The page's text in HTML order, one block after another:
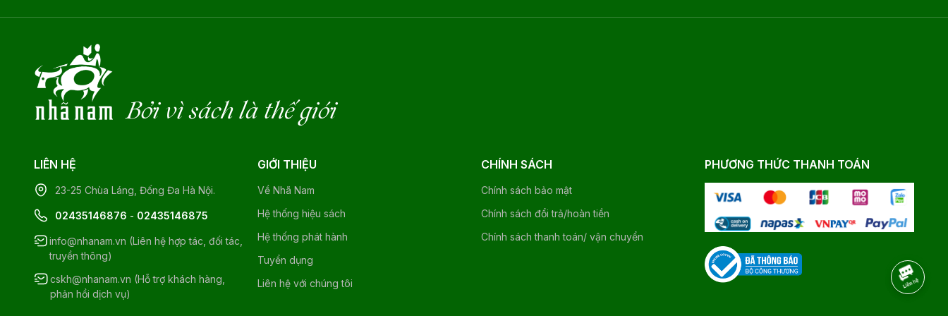
Bởi vì sách là thế giới
LIÊN HỆ
23-25 Chùa Láng, Đống Đa Hà Nội.
02435146876 - 02435146875
info@nhanam.vn (Liên hệ hợp tác, đối tác,
truyền thông)
cskh@nhanam.vn (Hỗ trợ khách hàng,
phản hồi dịch vụ)
GIỚI THIỆU
Về Nhã Nam
Hệ thống hiệu sách
Hệ thống phát hành
Tuyển dụng
Liên hệ với chúng tôi
CHÍNH SÁCH
Chính sách bảo mật
Chính sách đổi trả/hoàn tiền
Chính sách thanh toán/ vận chuyển
PHƯƠNG THỨC THANH TOÁN